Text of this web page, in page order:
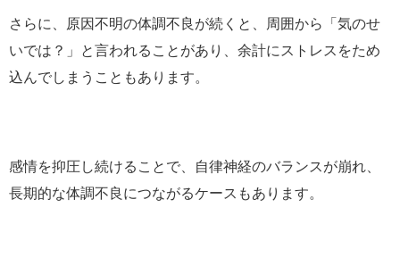
さらに、原因不明の体調不良が続くと、周囲から「気のせ
いでは？」と言われることがあり、余計にストレスをため
込んでしまうこともあります。
感情を抑圧し続けることで、自律神経のバランスが崩れ、
長期的な体調不良につながるケースもあります。